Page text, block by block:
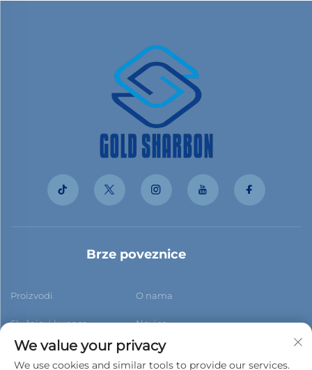
Brze poveznice
Proizvodi O nama
Slučajevi kupaca Novice
Kontaktiraj nas Blog
We value your privacy
We use cookies and similar tools to provide our services.